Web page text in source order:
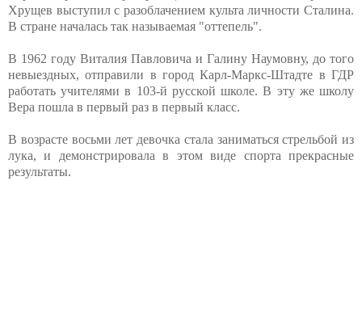
Хрущев выступил с разоблачением культа личности Сталина.
В стране началась так называемая "оттепель".
В 1962 году Виталия Павловича и Галину Наумовну, до того
невыездных, отправили в город Карл-Маркс-Штадте в ГДР
работать учителями в 103-й русской школе. В эту же школу
Вера пошла в первый раз в первый класс.
В возрасте восьми лет девочка стала заниматься стрельбой из
лука, и демонстрировала в этом виде спорта прекрасные
результаты.